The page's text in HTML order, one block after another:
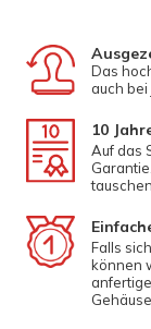
Das
auch
10
Auf das
Falls
können